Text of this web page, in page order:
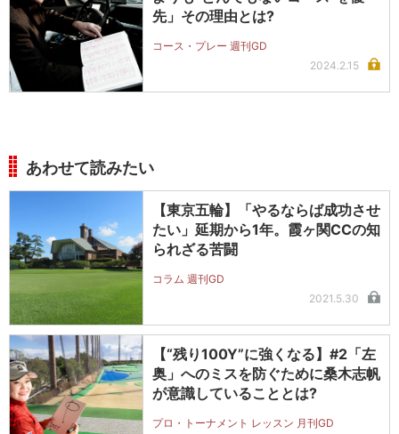
先」その理由とは?
コース・プレー 週刊GD
2024.2.15
あわせて読みたい
【東京五輪】「やるならば成功させ
たい」延期から1年。霞ヶ関CCの知
られざる苦闘
コラム 週刊GD
2021.5.30
【“残り100Y”に強くなる】#2「左
奥」へのミスを防ぐために桑木志帆
が意識していることとは?
プロ・トーナメント レッスン 月刊GD